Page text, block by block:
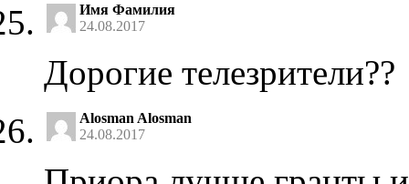
Имя Фамилия
24.08.2017
Дорогие телезрители??
Alosman Alosman
24.08.2017